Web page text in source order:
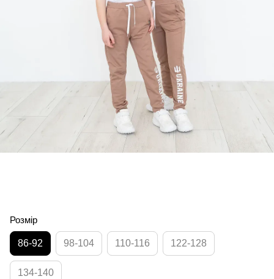
Розмір
86-92 98-104 110-116 122-128
134-140